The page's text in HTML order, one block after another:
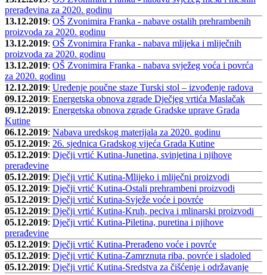
prerađevina za 2020. godinu
13.12.2019: OŠ Zvonimira Franka - nabave ostalih prehrambenih
proizvoda za 2020. godinu
13.12.2019: OŠ Zvonimira Franka - nabava mlijeka i mliječnih
proizvoda za 2020. godinu
13.12.2019: OŠ Zvonimira Franka - nabava svježeg voća i povrća
za 2020. godinu
12.12.2019: Uređenje poučne staze Turski stol – izvođenje radova
09.12.2019: Energetska obnova zgrade Dječjeg vrtića Maslačak
09.12.2019: Energetska obnova zgrade Gradske uprave Grada
Kutine
06.12.2019: Nabava uredskog materijala za 2020. godinu
05.12.2019: 26. sjednica Gradskog vijeća Grada Kutine
05.12.2019: Dječji vrtić Kutina-Junetina, svinjetina i njihove
prerađevine
05.12.2019: Dječji vrtić Kutina-Mlijeko i mliječni proizvodi
05.12.2019: Dječji vrtić Kutina-Ostali prehrambeni proizvodi
05.12.2019: Dječji vrtić Kutina-Svježe voće i povrće
05.12.2019: Dječji vrtić Kutina-Kruh, peciva i mlinarski proizvodi
05.12.2019: Dječji vrtić Kutina-Piletina, puretina i njihove
prerađevine
05.12.2019: Dječji vrtić Kutina-Prerađeno voće i povrće
05.12.2019: Dječji vrtić Kutina-Zamrznuta riba, povrće i sladoled
05.12.2019: Dječji vrtić Kutina-Sredstva za čišćenje i održavanje